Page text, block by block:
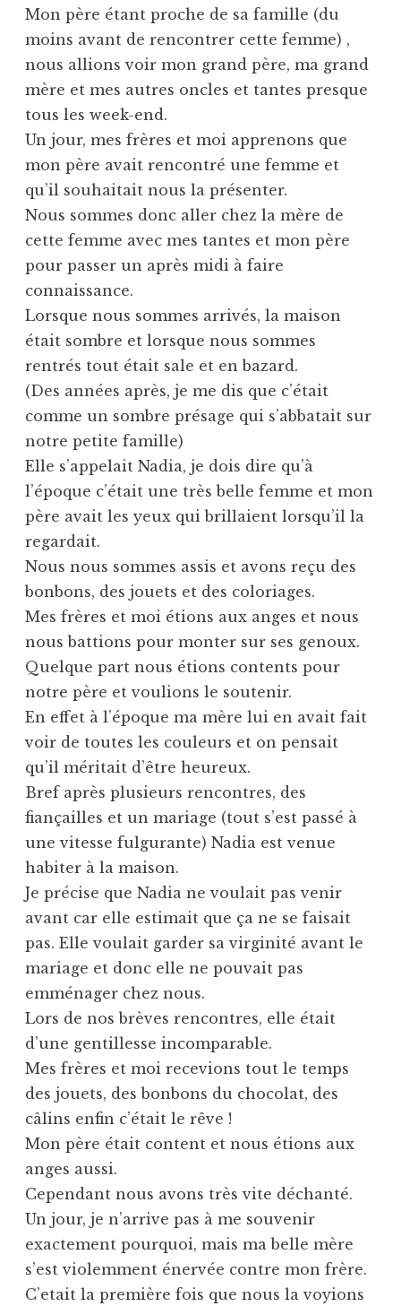
Mon père étant proche de sa famille (du
moins avant de rencontrer cette femme) ,
nous allions voir mon grand père, ma grand
mère et mes autres oncles et tantes presque
tous les week-end.
Un jour, mes frères et moi apprenons que
mon père avait rencontré une femme et
qu’il souhaitait nous la présenter.
Nous sommes donc aller chez la mère de
cette femme avec mes tantes et mon père
pour passer un après midi à faire
connaissance.
Lorsque nous sommes arrivés, la maison
était sombre et lorsque nous sommes
rentrés tout était sale et en bazard.
(Des années après, je me dis que c’était
comme un sombre présage qui s’abbatait sur
notre petite famille)
Elle s’appelait Nadia, je dois dire qu’à
l’époque c’était une très belle femme et mon
père avait les yeux qui brillaient lorsqu’il la
regardait.
Nous nous sommes assis et avons reçu des
bonbons, des jouets et des coloriages.
Mes frères et moi étions aux anges et nous
nous battions pour monter sur ses genoux.
Quelque part nous étions contents pour
notre père et voulions le soutenir.
En effet à l’époque ma mère lui en avait fait
voir de toutes les couleurs et on pensait
qu’il méritait d’être heureux.
Bref après plusieurs rencontres, des
fiançailles et un mariage (tout s’est passé à
une vitesse fulgurante) Nadia est venue
habiter à la maison.
Je précise que Nadia ne voulait pas venir
avant car elle estimait que ça ne se faisait
pas. Elle voulait garder sa virginité avant le
mariage et donc elle ne pouvait pas
emménager chez nous.
Lors de nos brèves rencontres, elle était
d’une gentillesse incomparable.
Mes frères et moi recevions tout le temps
des jouets, des bonbons du chocolat, des
câlins enfin c’était le rêve !
Mon père était content et nous étions aux
anges aussi.
Cependant nous avons très vite déchanté.
Un jour, je n’arrive pas à me souvenir
exactement pourquoi, mais ma belle mère
s’est violemment énervée contre mon frère.
C’etait la première fois que nous la voyions